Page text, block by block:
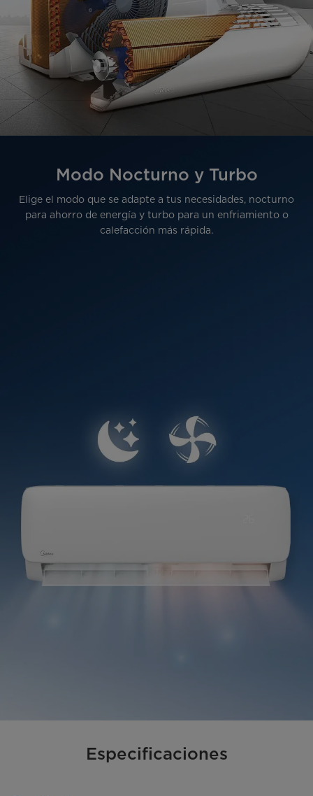
Modo Nocturno y Turbo
Elige el modo que se adapte a tus necesidades, nocturno
para ahorro de energía y turbo para un enfriamiento o
calefacción más rápida.
Especificaciones